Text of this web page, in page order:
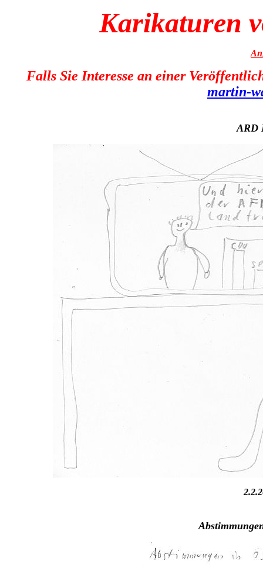
Karikaturen
Falls Sie Interesse an einer
martin-
ARD